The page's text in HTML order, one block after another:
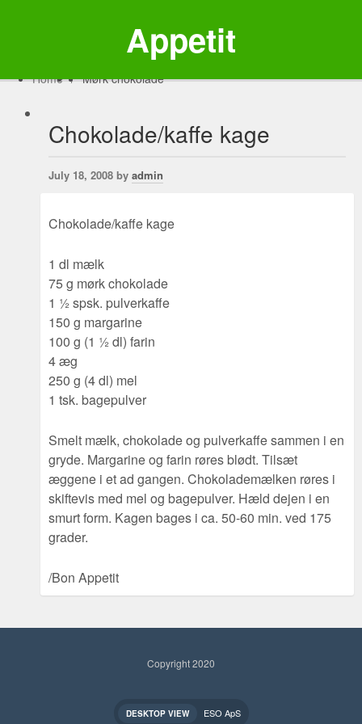
Appetit
Home / Mørk chokolade
Chokolade/kaffe kage
July 18, 2008 by admin
Chokolade/kaffe kage
1 dl mælk
75 g mørk chokolade
1 ½ spsk. pulverkaffe
150 g margarine
100 g (1 ½ dl) farin
4 æg
250 g (4 dl) mel
1 tsk. bagepulver
Smelt mælk, chokolade og pulverkaffe sammen i en
gryde. Margarine og farin røres blødt. Tilsæt
æggene i et ad gangen. Chokolademælken røres i
skiftevis med mel og bagepulver. Hæld dejen i en
smurt form. Kagen bages i ca. 50-60 min. ved 175
grader.
/Bon Appetit
Copyright 2020
DESKTOP VIEW ESO ApS